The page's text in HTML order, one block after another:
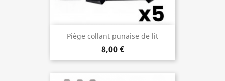
Piège collant punaise de lit
8,00 €